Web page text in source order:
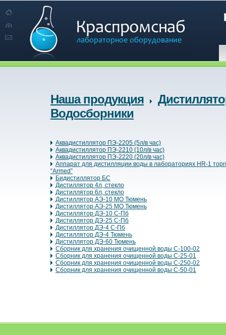
Наша продукция
Водосборники
Аквадистиллятор ПЭ-2205 (5л/в час)
Аквадистиллятор ПЭ-2210 (10л/в час)
Аквадистиллятор ПЭ-2220 (20л/в час)
Аппарат для дистилляции воды в лабораториях HR-1
“Armed”
Бидистиллятор БС
Дистиллятор 4л, стекло
Дистиллятор 6л, стекло
Дистиллятор АЭ-10 МО Тюмень
Дистиллятор АЭ-25 МО Тюмень
Дистиллятор ДЭ-10 С-Пб
Дистиллятор ДЭ-25 С-Пб
Дистиллятор ДЭ-4 С-Пб
Дистиллятор ДЭ-4 Тюмень
Дистиллятор ДЭ-60 Тюмень
Сборник для хранения очищенной воды С-100-02
Сборник для хранения очищенной воды С-25-01
Сборник для хранения очищенной воды С-250-02
Сборник для хранения очищенной воды С-50-01